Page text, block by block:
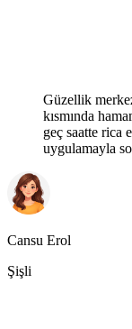
Güzellik
kısmında
geç saatte rica
uygulamayla
Cansu Erol
Şişli